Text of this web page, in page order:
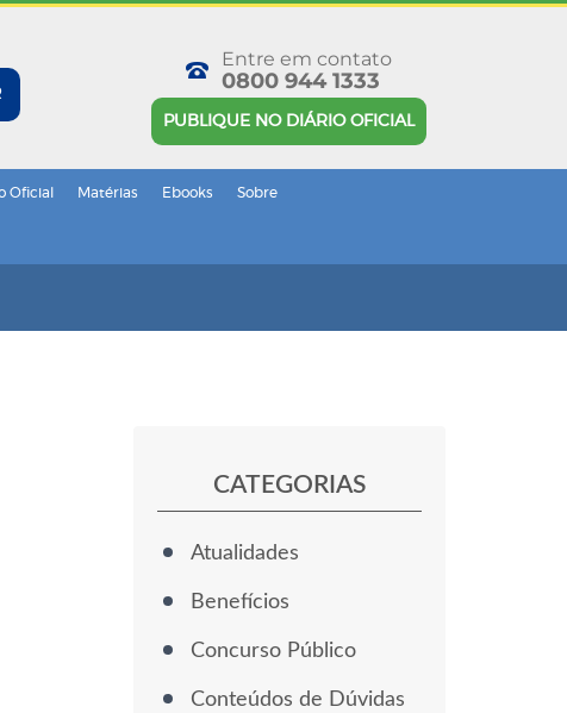
Entre em contato
0800 944 1333
PUBLIQUE NO DIÁRIO OFICIAL
Oficial Matérias Ebooks Sobre
CATEGORIAS
Atualidades
Benefícios
Concurso Público
Conteúdos de Dúvidas